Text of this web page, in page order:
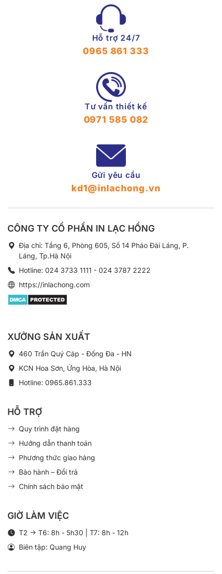
Hỗ trợ 24/7
0965 861 333
Tư vấn thiết kế
0971 585 082
Gửi yêu cầu
kd1@inlachong.vn
CÔNG TY CỔ PHẦN IN LẠC HỒNG
Địa chỉ: Tầng 6, Phòng 605, Số 14 Pháo Đài Láng, P.
Láng, Tp.Hà Nội
Hotline: 024 3733 1111 - 024 3787 2222
https://inlachong.com
XƯỞNG SẢN XUẤT
460 Trần Quý Cáp - Đống Đa - HN
KCN Hoa Sơn, Ứng Hòa, Hà Nội
Hotline: 0965.861.333
HỖ TRỢ
Quy trình đặt hàng
Hướng dẫn thanh toán
Phương thức giao hàng
Bảo hành – Đổi trả
Chính sách bảo mật
GIỜ LÀM VIỆC
T2 -> T6: 8h - 5h30 | T7: 8h - 12h
Biên tập: Quang Huy